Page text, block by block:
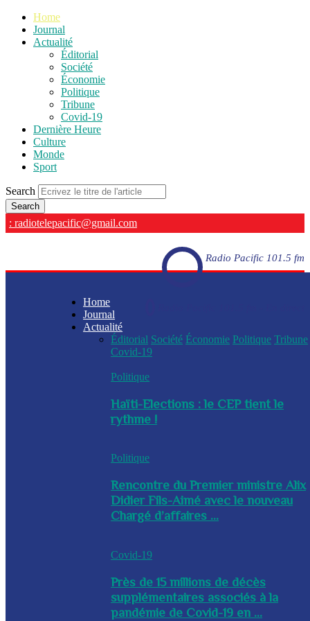
Home
Journal
Actualité
Éditorial
Société
Économie
Politique
Tribune
Covid-19
Dernière Heure
Culture
Monde
Sport
Search
: radiotelepacific@gmail.com
Radio Pacific 101.5 fm
Home
Journal
Actualité
Éditorial Société Économie Politique Tribune
Covid-19
Politique
Haïti-Elections : le CEP tient le
rythme !
Politique
Rencontre du Premier ministre Alix
Didier Fils-Aimé avec le nouveau
Chargé d’affaires ...
Covid-19
Près de 15 millions de décès
supplémentaires associés à la
pandémie de Covid-19 en ...